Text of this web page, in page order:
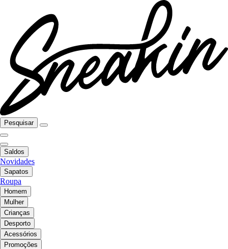
Pesquisar
Saldos
Novidades
Sapatos
Roupa
Homem
Mulher
Crianças
Desporto
Acessórios
Promoções